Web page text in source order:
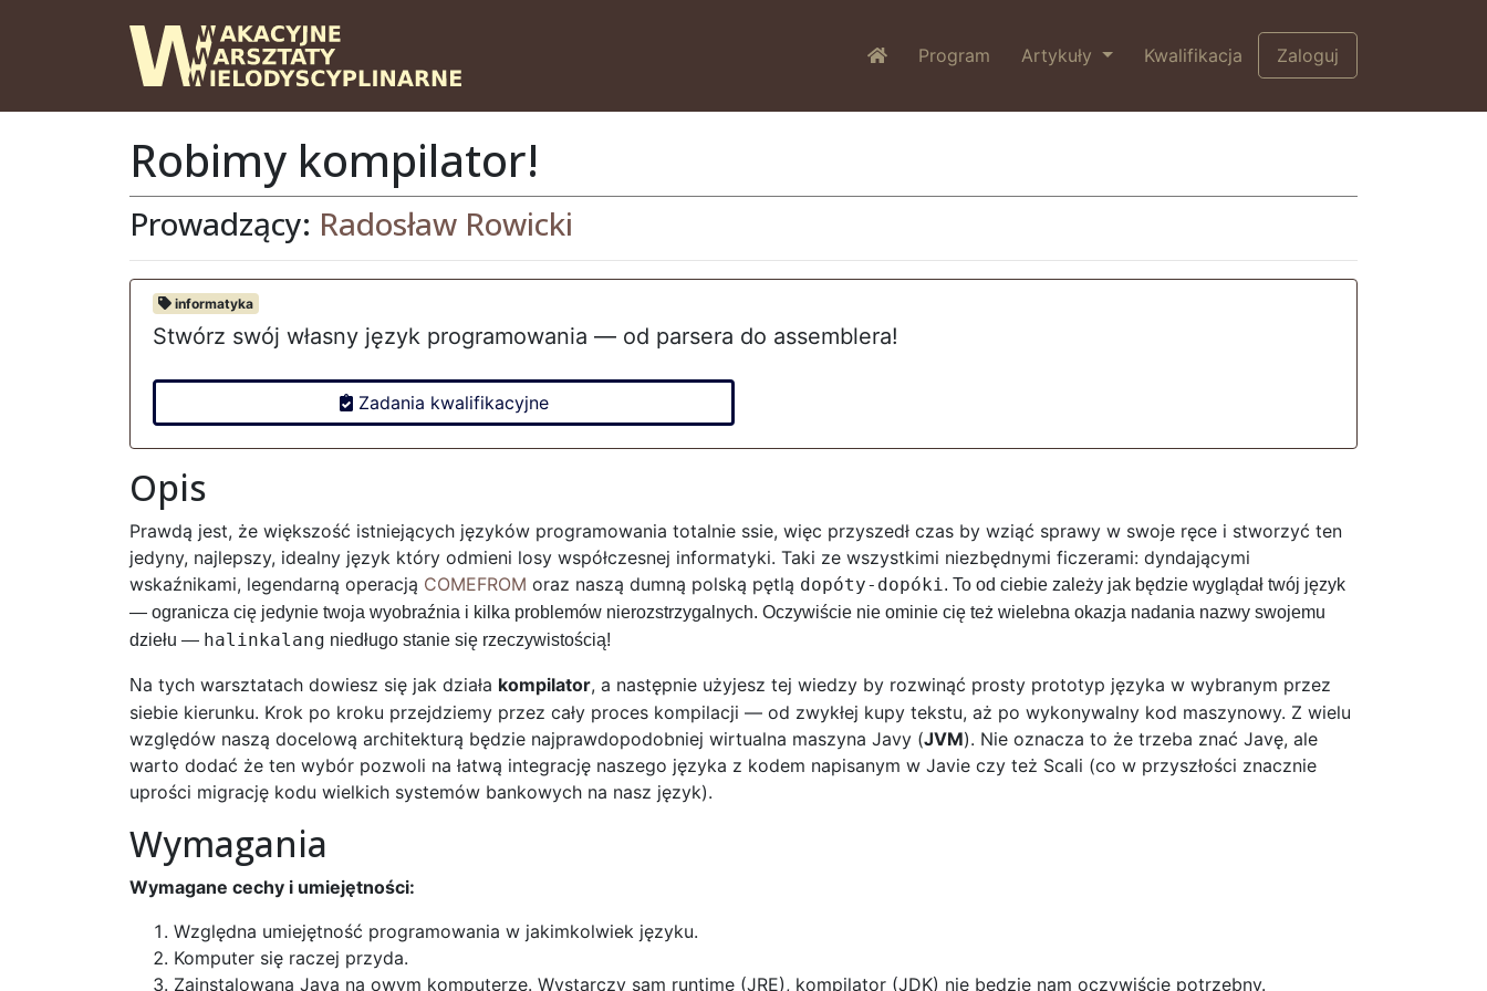
Program Artykuły Kwalifikacja Zaloguj
Robimy kompilator!
Prowadzący: Radosław Rowicki
informatyka
Stwórz swój własny język programowania — od parsera do assemblera!
Zadania kwalifikacyjne
Opis
Prawdą jest, że większość istniejących języków programowania totalnie ssie, więc przyszedł czas by wziąć sprawy w swoje ręce i stworzyć ten
jedyny, najlepszy, idealny język który odmieni losy współczesnej informatyki. Taki ze wszystkimi niezbędnymi ficzerami: dyndającymi
wskaźnikami, legendarną operacją COMEFROM oraz naszą dumną polską pętlą dopóty-dopóki . To od ciebie zależy jak będzie wyglądał twój język
— ogranicza cię jedynie twoja wyobraźnia i kilka problemów nierozstrzygalnych. Oczywiście nie ominie cię też wielebna okazja nadania nazwy swojemu
dziełu — halinkalang niedługo stanie się rzeczywistością!
Na tych warsztatach dowiesz się jak działa kompilator, a następnie użyjesz tej wiedzy by rozwinąć prosty prototyp języka w wybranym przez
siebie kierunku. Krok po kroku przejdziemy przez cały proces kompilacji — od zwykłej kupy tekstu, aż po wykonywalny kod maszynowy. Z wielu
względów naszą docelową architekturą będzie najprawdopodobniej wirtualna maszyna Javy (JVM). Nie oznacza to że trzeba znać Javę, ale
warto dodać że ten wybór pozwoli na łatwą integrację naszego języka z kodem napisanym w Javie czy też Scali (co w przyszłości znacznie
uprości migrację kodu wielkich systemów bankowych na nasz język).
Wymagania
Wymagane cechy i umiejętności:
Względna umiejętność programowania w jakimkolwiek języku.
Komputer się raczej przyda.
Zainstalowana Java na owym komputerze. Wystarczy sam runtime (JRE), kompilator (JDK) nie będzie nam oczywiście potrzebny.